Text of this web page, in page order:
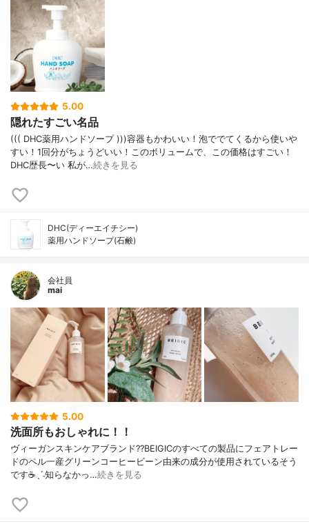
5.00
隠れたすごい名品
((( DHC薬用ハンドソープ )))容器もかわいい！泡ででてくるから使いや
すい！1回分がちょうどいい！このボリュームで、この価格はすごい！
DHC歴長〜い 私が…続きを見る
DHC(ディーエイチシー)
薬用ハンドソープ(石鹸)
会社員
mai
5.00
洗面所もおしゃれに！！
ヴィーガンスキンケアブランド??BEIGICのすべての製品にフェアトレー
ドのペル一産グリーンコーヒービーン由来の成分が使用されているそう
です☕️ˎˊ˗知らなかっ…続きを見る